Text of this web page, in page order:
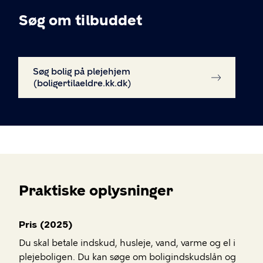
Søg om tilbuddet
Søg bolig på plejehjem
(boligertilaeldre.kk.dk)
Praktiske oplysninger
Pris (2025)
Du skal betale indskud, husleje, vand, varme og el i
plejeboligen. Du kan søge om boligindskudslån og